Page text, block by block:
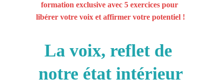
formation exclusive avec 5 exercices pour
libérer votre voix et affirmer votre potentiel !
La voix, reflet de
notre état intérieur